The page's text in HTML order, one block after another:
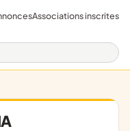
Associations inscrites